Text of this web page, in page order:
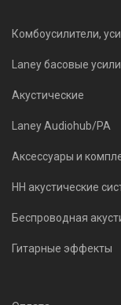
Комбоусилители,
Laney басовые
Акустические
Laney Audiohub/PA
Аксессуары и
HH акустические
Беспроводная
Гитарные эффекты